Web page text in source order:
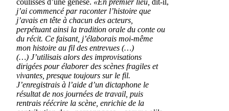
j’ai commencé par raconter l’histoire que
j’avais en tête à chacun des acteurs,
perpétuant ainsi la tradition orale du conte ou
du récit. Ce faisant, j’élaborais moi-même
mon histoire au fil des entrevues (…)
(…) J’utilisais alors des improvisations
dirigées pour élaborer des scènes fragiles et
vivantes, presque toujours sur le fil.
J’enregistrais à l’aide d’un dictaphone le
résultat de nos journées de travail, puis
rentrais réécrire la scène, enrichie de la